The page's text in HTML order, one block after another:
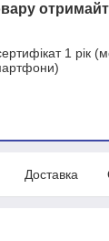
1 рік
Доставка